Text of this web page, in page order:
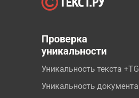
Проверка
уникальности
Уникальность текста +TG
Уникальность документа